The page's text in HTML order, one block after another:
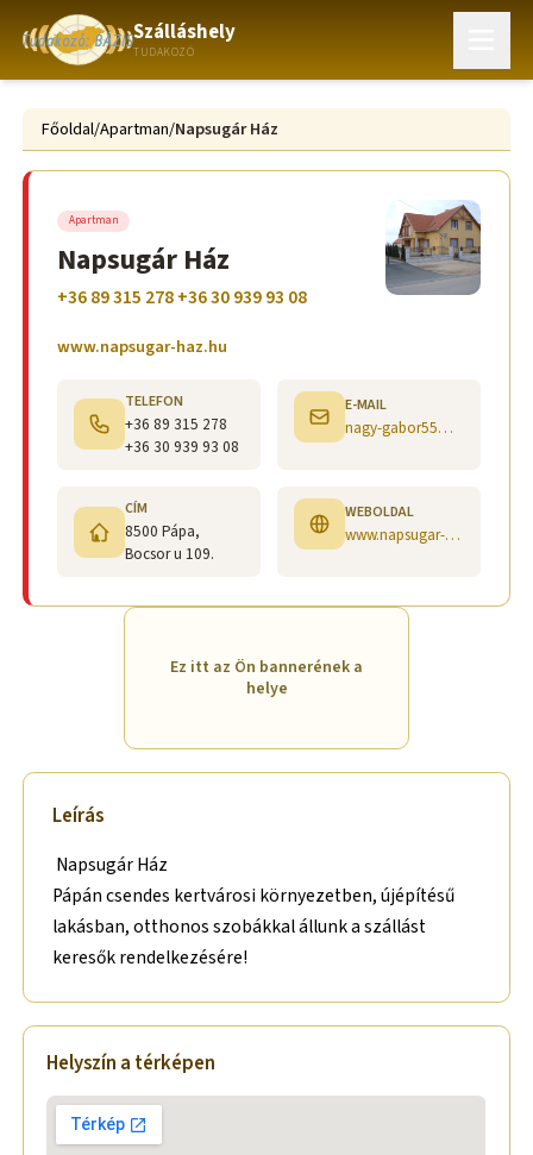
Szálláshely
TUDAKOZÓ
Főoldal/Apartman/Napsugár Ház
Apartman
Napsugár Ház
+36 89 315 278 +36 30 939 93 08
www.napsugar-haz.hu
TELEFON
+36 89 315 278
+36 30 939 93 08
E-MAIL
nagy-gabor55@freemail.hu
CÍM
8500 Pápa,
Bocsor u 109.
WEBOLDAL
www.napsugar-haz.hu
Ez itt az Ön bannerének a
helye
Leírás
Napsugár Ház
Pápán csendes kertvárosi környezetben, újépítésű
lakásban, otthonos szobákkal állunk a szállást
keresők rendelkezésére!
Helyszín a térképen